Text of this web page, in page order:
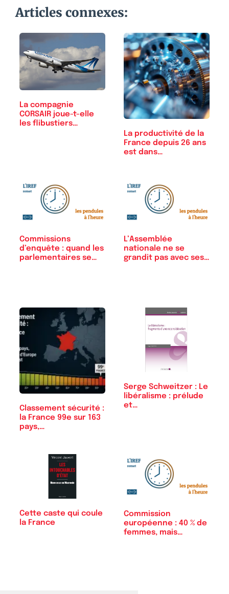
Articles connexes:
La compagnie
CORSAIR joue-t-elle
les flibustiers…
La productivité de la
France depuis 26 ans
est dans…
Commissions
d’enquête : quand les
parlementaires se…
L’Assemblée
nationale ne se
grandit pas avec ses…
Classement sécurité :
la France 99e sur 163
pays,…
Serge Schweitzer : Le
libéralisme : prélude
et…
Cette caste qui coule
la France
Commission
européenne : 40 % de
femmes, mais